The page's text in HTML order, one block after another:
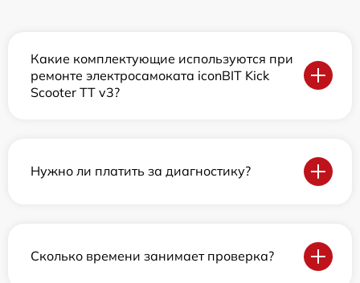
Какие комплектующие используются при
ремонте электросамоката iconBIT Kick
Scooter TT v3?
Нужно ли платить за диагностику?
Сколько времени занимает проверка?